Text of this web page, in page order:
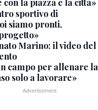
la piazza e la città»
sportivo di
siamo pronti,
Marino: il video del
campo per allenare la
solo a lavorare»